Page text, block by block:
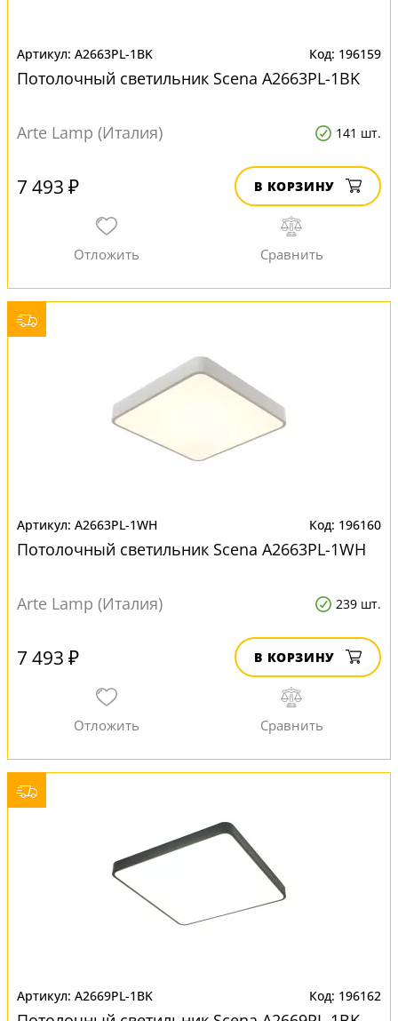
A2663PL-1BK 196159
Потолочный светильник Scena A2663PL-1BK
Arte Lamp (Италия) 141 шт.
7 493 ₽ В КОРЗИНУ
A2663PL-1WH 196160
Потолочный светильник Scena A2663PL-1WH
Arte Lamp (Италия) 239 шт.
7 493 ₽ В КОРЗИНУ
A2669PL-1BK 196162